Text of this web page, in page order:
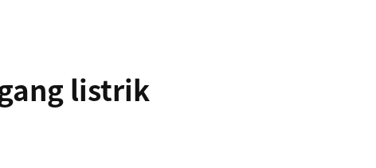
listrik